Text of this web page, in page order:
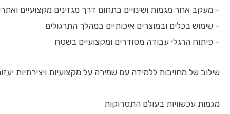
– מעקב אחר מגמות ושינויים בתחום דרך מגזינים מקצועיים
– שימוש בכלים ובמוצרים איכותיים במהלך התרגולים
– פיתוח הרגלי עבודה מסודרים ומקצועיים בשטח
שילוב של מחויבות ללמידה עם שמירה על מקצועיות ויצירתיות
מגמות עכשוויות בעולם התסרוקות